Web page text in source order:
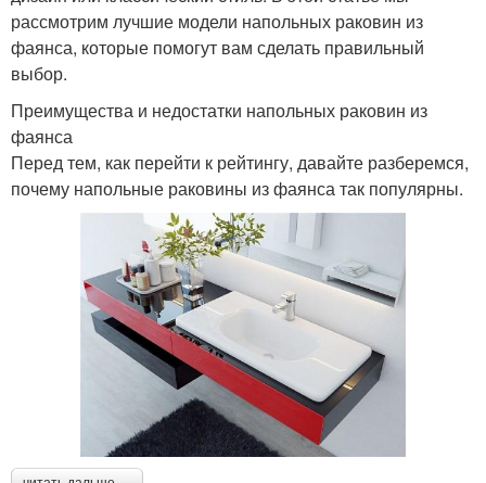
рассмотрим лучшие модели напольных раковин из
фаянса, которые помогут вам сделать правильный
выбор.
Преимущества и недостатки напольных раковин из
фаянса
Перед тем, как перейти к рейтингу, давайте разберемся,
почему напольные раковины из фаянса так популярны.